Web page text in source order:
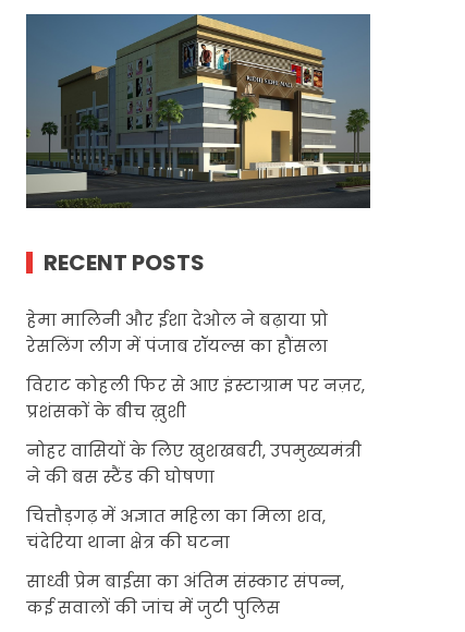
RECENT POSTS
हेमा मालिनी और ईशा देओल ने बढ़ाया प्रो
रेसलिंग लीग में पंजाब रॉयल्स का हौंसला
विराट कोहली फिर से आए इंस्टाग्राम पर नज़र,
प्रशंसकों के बीच ख़ुशी
नोहर वासियों के लिए खुशखबरी, उपमुख्यमंत्री
ने की बस स्टैंड की घोषणा
चित्तौड़गढ़ में अज्ञात महिला का मिला शव,
चंदेरिया थाना क्षेत्र की घटना
साध्वी प्रेम बाईसा का अंतिम संस्कार संपन्न,
कई सवालों की जांच में जुटी पुलिस